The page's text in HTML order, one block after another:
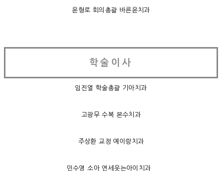
윤형로 회의총괄 바른윤치과
학술이사
임진열 학술총괄 기아치과
고광무 수복 본수치과
주상환 교정 예이랑치과
민수영 소아 연세웃는아이치과